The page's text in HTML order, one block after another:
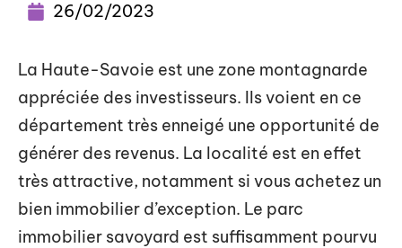
26/02/2023
La Haute-Savoie est une zone montagnarde
appréciée des investisseurs. Ils voient en ce
département très enneigé une opportunité de
générer des revenus. La localité est en effet
très attractive, notamment si vous achetez un
bien immobilier d’exception. Le parc
immobilier savoyard est suffisamment pourvu